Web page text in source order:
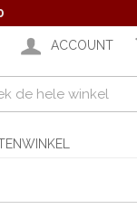
ACCOUNT